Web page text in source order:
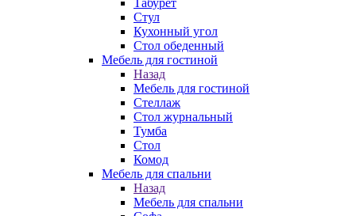
Табурет
Стул
Кухонный угол
Стол обеденный
Мебель для гостиной
Назад
Мебель для гостиной
Стеллаж
Стол журнальный
Тумба
Стол
Комод
Мебель для спальни
Назад
Мебель для спальни